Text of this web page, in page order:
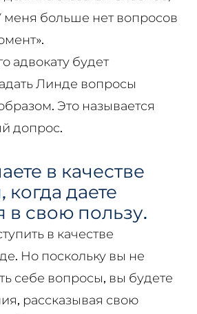
меня больше нет вопросов
адвокату будет
Линде вопросы
Это называется
допрос.
в качестве
когда даете
в свою пользу.
в качестве
Но поскольку вы не
себе вопросы, вы будете
рассказывая свою